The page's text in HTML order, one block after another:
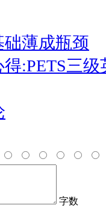
薄成瓶颈
:PETS三
字数